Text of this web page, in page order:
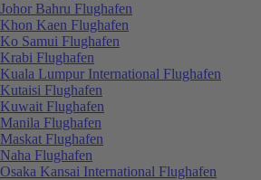
Johor Bahru Flughafen
Khon Kaen Flughafen
Ko Samui Flughafen
Krabi Flughafen
Kuala Lumpur International Flughafen
Kutaisi Flughafen
Kuwait Flughafen
Manila Flughafen
Maskat Flughafen
Naha Flughafen
Osaka Kansai International Flughafen